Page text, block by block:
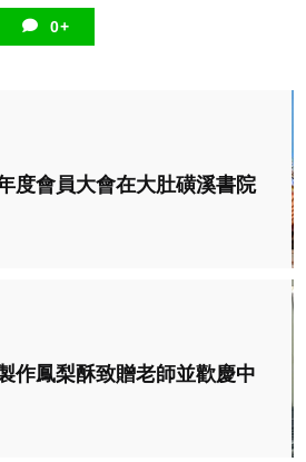
0+
度會員大會在大肚磺溪書院
作鳳梨酥致贈老師並歡慶中